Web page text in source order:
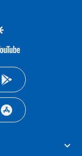
google
youtube-